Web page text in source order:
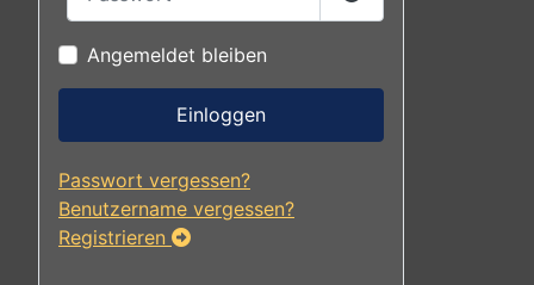
Passwort anzeigen
Angemeldet bleiben
Einloggen
Passwort vergessen?
Benutzername vergessen?
Registrieren